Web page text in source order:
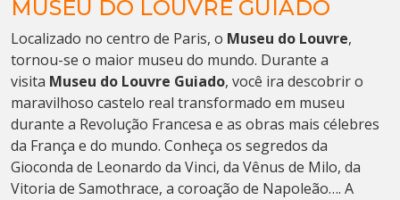
MUSEU DO LOUVRE GUIADO
Localizado no centro de Paris, o Museu do Louvre,
tornou-se o maior museu do mundo. Durante a
visita Museu do Louvre Guiado, você ira descobrir o
maravilhoso castelo real transformado em museu
durante a Revolução Francesa e as obras mais célebres
da França e do mundo. Conheça os segredos da
Gioconda de Leonardo da Vinci, da Vênus de Milo, da
Vitoria de Samothrace, a coroação de Napoleão…. A